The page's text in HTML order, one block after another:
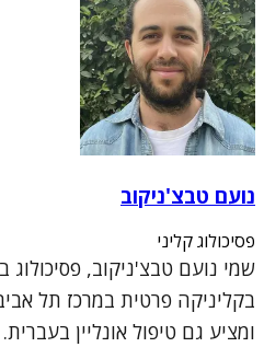
נועם טבצ'ניקוב
פסיכולוג קליני
שמי נועם טבצ'ניקוב,
בקליניקה פרטית במרכז תל
ומציע גם טיפול אונליין